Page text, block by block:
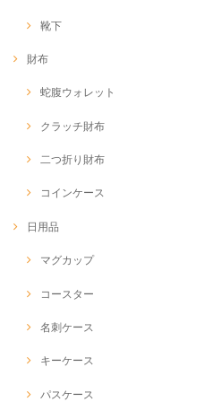
靴下
財布
蛇腹ウォレット
クラッチ財布
二つ折り財布
コインケース
日用品
マグカップ
コースター
名刺ケース
キーケース
パスケース